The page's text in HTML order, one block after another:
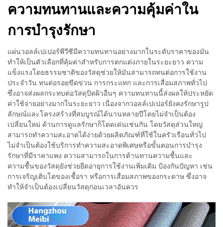
ความทนทานและความคุ้มค่าใน
การบำรุงรักษา
แผ่นวอลล์เปเปอร์พีวีซีมีความทนทานอย่างมากในระดับราคาของมัน
ทำให้เป็นตัวเลือกที่คุ้มค่าสำหรับการตกแต่งภายในระยะยาว ความ
แข็งแรงโดยธรรมชาติของวัสดุช่วยให้มันสามารถทนต่อการใช้งาน
ประจำวัน ทนต่อรอยขีดข่วน การกระแทก และการเสื่อมสภาพทั่วไป
ซึ่งอาจส่งผลกระทบต่อวัสดุปิดผิวอื่นๆ ความทนทานนี้ส่งผลให้ประหยัด
ค่าใช้จ่ายอย่างมากในระยะยาว เนื่องจากวอลล์เปเปอร์ยังคงรักษารูป
ลักษณ์และโครงสร้างที่สมบูรณ์ได้นานหลายปีโดยไม่จำเป็นต้อง
เปลี่ยนใหม่ ด้านการดูแลรักษาก็โดดเด่นเช่นกัน โดยวัสดุส่วนใหญ่
สามารถทำความสะอาดได้ง่ายด้วยผลิตภัณฑ์ที่ใช้ในครัวเรือนทั่วไป
ไม่จำเป็นต้องใช้บริการทำความสะอาดพิเศษหรือขั้นตอนการบำรุง
รักษาที่มีราคาแพง ความสามารถในการต้านทานความชื้นและ
ความชื้นของวัสดุยังช่วยยืดอายุการใช้งานเพิ่มเติม ป้องกันปัญหา เช่น
การเจริญเติบโตของเชื้อรา หรือการเสื่อมสภาพของกระดาษ ซึ่งอาจ
ทำให้จำเป็นต้องเปลี่ยนวัสดุก่อนเวลาอันควร